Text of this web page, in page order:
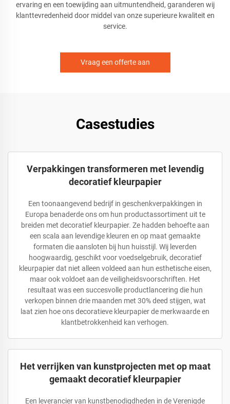
ervaring en een toewijding aan uitmuntendheid, garanderen wij
klanttevredenheid door middel van onze superieure kwaliteit en
service.
Vraag een offerte aan
Casestudies
Verpakkingen transformeren met levendig
decoratief kleurpapier
Een toonaangevend bedrijf in geschenkverpakkingen in
Europa benaderde ons om hun productassortiment uit te
breiden met decoratief kleurpapier. Ze hadden behoefte aan
een scala aan levendige kleuren en op maat gemaakte
formaten die aansloten bij hun huisstijl. Wij leverden
hoogwaardig, geschikt voor voedselgebruik, decoratief
kleurpapier dat niet alleen voldeed aan hun esthetische eisen,
maar ook voldoet aan de veiligheidsvoorschriften. Het
resultaat was een succesvolle productlancering die hun
verkopen binnen drie maanden met 30% deed stijgen, wat
laat zien hoe ons decoratieve kleurpapier de merkwaarde en
klantbetrokkenheid kan verhogen.
Het verrijken van kunstprojecten met op maat
gemaakt decoratief kleurpapier
Een leverancier van kunstbenodigdheden in de Verenigde